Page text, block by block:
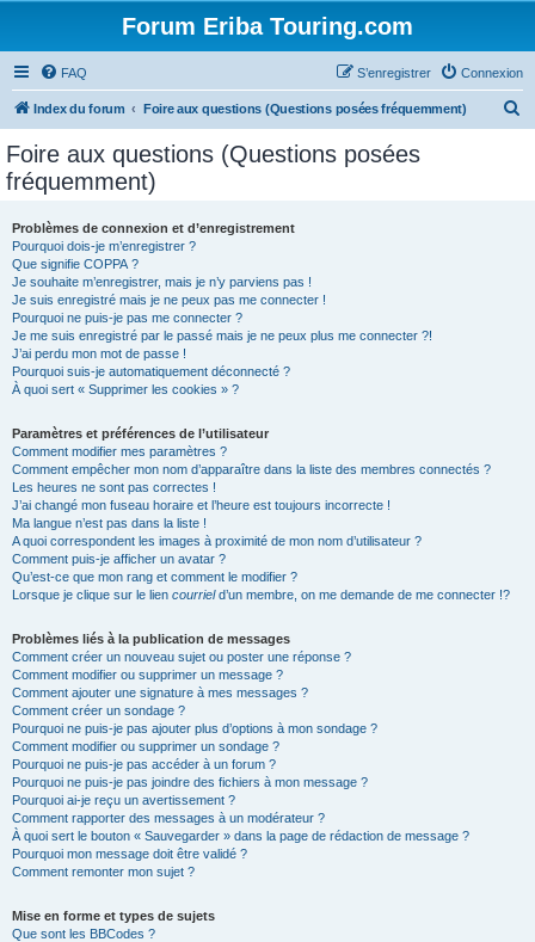
Forum Eriba Touring.com
FAQ Connexion
S’enregistrer
Index du forum Foire aux questions (Questions posées fréquemment)
Foire aux questions (Questions posées
fréquemment)
Problèmes de connexion et d’enregistrement
Pourquoi dois-je m’enregistrer ?
Que signifie COPPA ?
Je souhaite m’enregistrer, mais je n’y parviens pas !
Je suis enregistré mais je ne peux pas me connecter !
Pourquoi ne puis-je pas me connecter ?
Je me suis enregistré par le passé mais je ne peux plus me connecter ?!
J’ai perdu mon mot de passe !
Pourquoi suis-je automatiquement déconnecté ?
À quoi sert « Supprimer les cookies » ?
Paramètres et préférences de l’utilisateur
Comment modifier mes paramètres ?
Comment empêcher mon nom d’apparaître dans la liste des membres connectés ?
Les heures ne sont pas correctes !
J’ai changé mon fuseau horaire et l’heure est toujours incorrecte !
Ma langue n’est pas dans la liste !
A quoi correspondent les images à proximité de mon nom d’utilisateur ?
Comment puis-je afficher un avatar ?
Qu’est-ce que mon rang et comment le modifier ?
Lorsque je clique sur le lien courrield’un membre, on me demande de me connecter !?
Problèmes liés à la publication de messages
Comment créer un nouveau sujet ou poster une réponse ?
Comment modifier ou supprimer un message ?
Comment ajouter une signature à mes messages ?
Comment créer un sondage ?
Pourquoi ne puis-je pas ajouter plus d’options à mon sondage ?
Comment modifier ou supprimer un sondage ?
Pourquoi ne puis-je pas accéder à un forum ?
Pourquoi ne puis-je pas joindre des fichiers à mon message ?
Pourquoi ai-je reçu un avertissement ?
Comment rapporter des messages à un modérateur ?
À quoi sert le bouton « Sauvegarder » dans la page de rédaction de message ?
Pourquoi mon message doit être validé ?
Comment remonter mon sujet ?
Mise en forme et types de sujets
Que sont les BBCodes ?